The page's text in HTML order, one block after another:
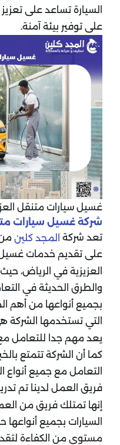
السيارة تساعد على
على توفير بيئة آمنة.
غسيل سيارات متنقل
شركة غسيل سيارات
تعد شركة المجد كلين
على تقديم خدمات
العزيزية في الرياض،
والطرق الحديثة في
بجميع أنواعها من أهم
التي تستخدمها الشركة
يعد مهم جدا للتعامل
كما أن الشركة تتمتع
التعامل مع جميع أنواع
فريق العمل لدينا تم
إنها تمتلك فريق من
السيارات بجميع
مستوى من الكفاءة